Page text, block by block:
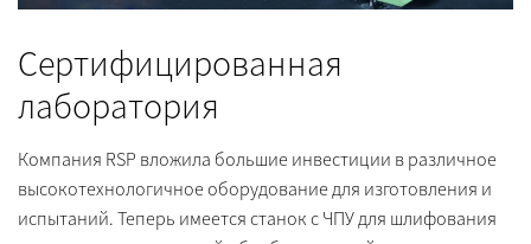
Сертифицированная
лаборатория
Компания RSP вложила большие инвестиции в различное
высокотехнологичное оборудование для изготовления и
испытаний. Теперь имеется станок с ЧПУ для шлифования